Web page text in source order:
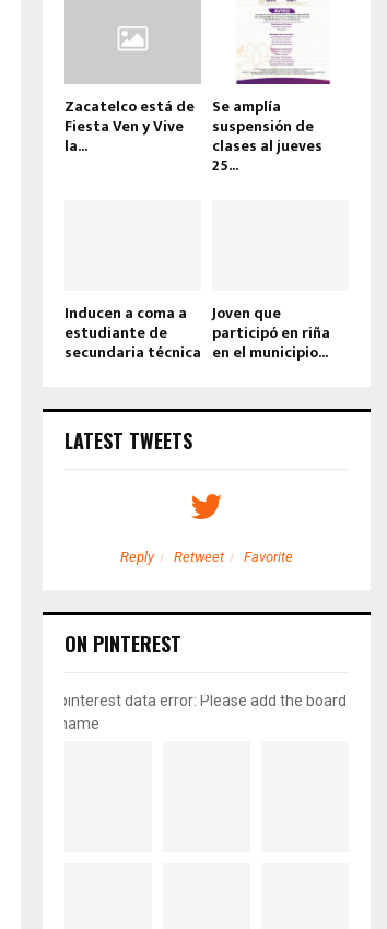
Zacatelco está de
Fiesta Ven y Vive
la...
Se amplía
suspensión de
clases al jueves
25...
Inducen a coma a
estudiante de
secundaria técnica
Joven que
participó en riña
en el municipio...
LATEST TWEETS
Reply Retweet Favorite
ON PINTEREST
pinterest data error: Please add the board
name